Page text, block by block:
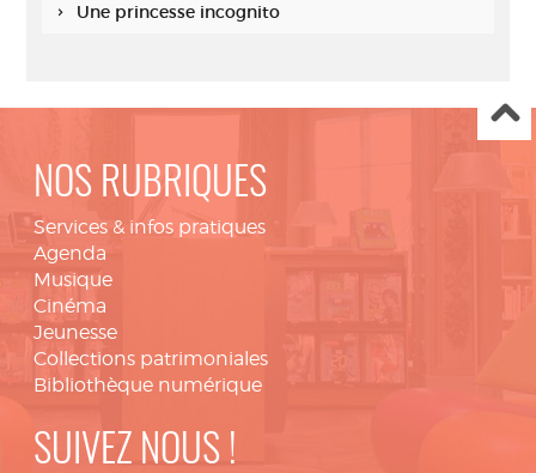
Une princesse incognito
NOS RUBRIQUES
Services & infos pratiques
Agenda
Musique
Cinéma
Jeunesse
Collections patrimoniales
Bibliothèque numérique
SUIVEZ NOUS !